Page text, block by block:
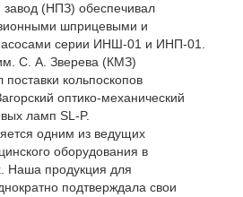
завод (НПЗ) обеспечивал
шприцевыми и
серии ИНШ-01 и ИНП-01.
С. А. Зверева (КМЗ)
кольпоскопов
оптико-механический
ламп SL-P.
одним из ведущих
оборудования в
Наша продукция для
подтверждала свои